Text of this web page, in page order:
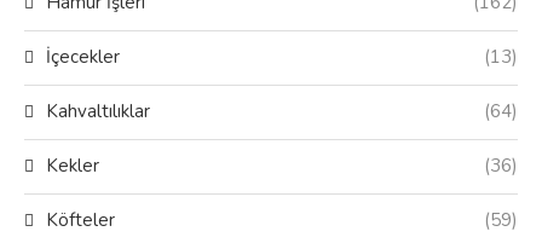
İçecekler (13)
Kahvaltılıklar (64)
Kekler (36)
Köfteler (59)